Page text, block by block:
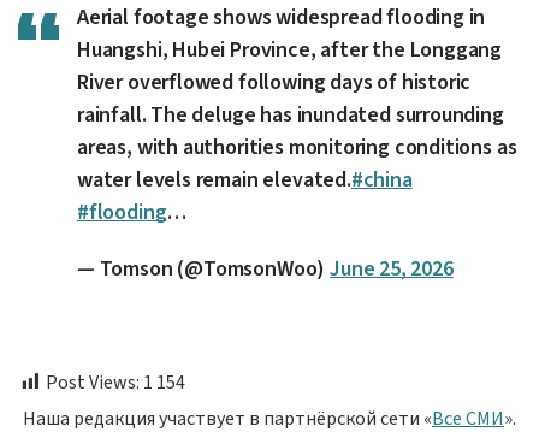
Aerial footage shows widespread flooding in
Huangshi, Hubei Province, after the Longgang
River overflowed following days of historic
rainfall. The deluge has inundated surrounding
areas, with authorities monitoring conditions as
water levels remain elevated.#china
#flooding…
— Tomson (@TomsonWoo)June 25, 2026
Post Views: 1 154
Наша редакция участвует в партнёрской сети «Все СМИ».